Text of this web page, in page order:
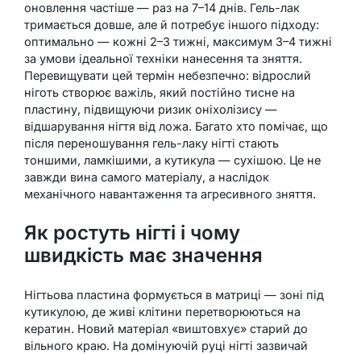
оновлення частіше — раз на 7–14 днів. Гель-лак
тримається довше, але й потребує іншого підходу:
оптимально — кожні 2–3 тижні, максимум 3–4 тижні
за умови ідеальної техніки нанесення та зняття.
Перевищувати цей термін небезпечно: відрослий
ніготь створює важіль, який постійно тисне на
пластину, підвищуючи ризик оніхолізису —
відшарування нігтя від ложа. Багато хто помічає, що
після переношування гель-лаку нігті стають
тоншими, ламкішими, а кутикула — сухішою. Це не
завжди вина самого матеріалу, а наслідок
механічного навантаження та агресивного зняття.
Як ростуть нігті і чому
швидкість має значення
Нігтьова пластина формується в матриці — зоні під
кутикулою, де живі клітини перетворюються на
кератин. Новий матеріал «виштовхує» старий до
вільного краю. На домінуючій руці нігті зазвичай